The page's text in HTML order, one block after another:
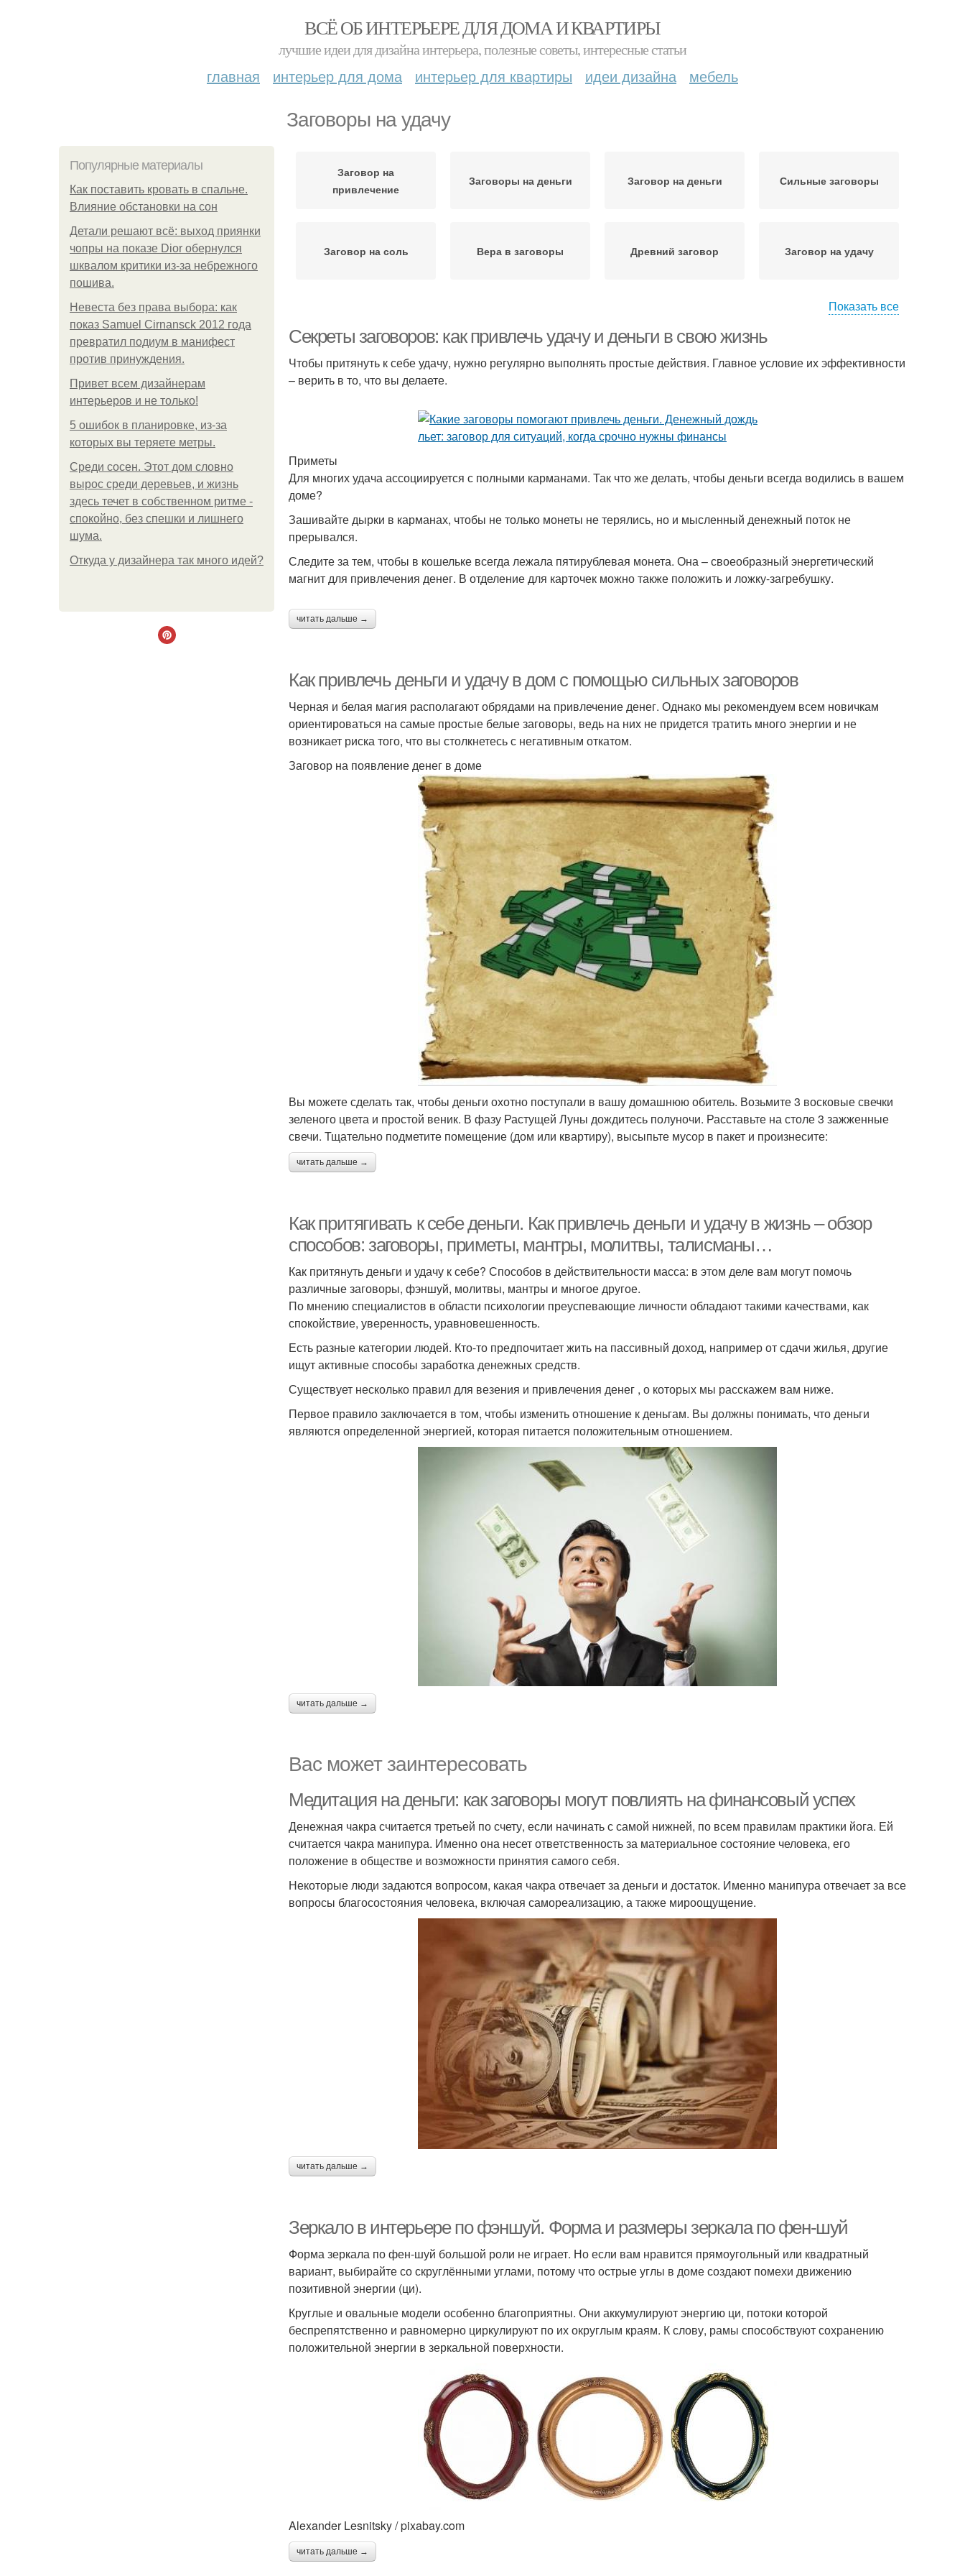
ВСЁ ОБ ИНТЕРЬЕРЕ ДЛЯ ДОМА И КВАРТИРЫ
лучшие идеи для дизайна интерьера, полезные советы, интересные статьи
главная интерьер для дома интерьер для квартиры идеи дизайна мебель
Заговоры на удачу
Популярные материалы
Как поставить кровать в спальне.
Влияние обстановки на сон
Детали решают всё: выход приянки
чопры на показе Dior обернулся
шквалом критики из-за небрежного
пошива.
Невеста без права выбора: как
показ Samuel Cirnansck 2012 года
превратил подиум в манифест
против принуждения.
Привет всем дизайнерам
интерьеров и не только!
5 ошибок в планировке, из-за
которых вы теряете метры.
Среди сосен. Этот дом словно
вырос среди деревьев, и жизнь
здесь течет в собственном ритме -
спокойно, без спешки и лишнего
шума.
Откуда у дизайнера так много идей?
Заговор на
привлечение
Заговоры на деньги Заговор на деньги Сильные заговоры
Заговор на соль Вера в заговоры Древний заговор Заговор на удачу
благополучие
Удача в жизнь
Показать все
Секреты заговоров: как привлечь удачу и деньги в свою жизнь
Чтобы притянуть к себе удачу, нужно регулярно выполнять простые действия. Главное условие их эффективности
– верить в то, что вы делаете.
Приметы
Для многих удача ассоциируется с полными карманами. Так что же делать, чтобы деньги всегда водились в вашем
доме?
Зашивайте дырки в карманах, чтобы не только монеты не терялись, но и мысленный денежный поток не
прерывался.
Следите за тем, чтобы в кошельке всегда лежала пятирублевая монета. Она – своеобразный энергетический
магнит для привлечения денег. В отделение для карточек можно также положить и ложку-загребушку.
читать дальше →
Как привлечь деньги и удачу в дом с помощью сильных заговоров
Черная и белая магия располагают обрядами на привлечение денег. Однако мы рекомендуем всем новичкам
ориентироваться на самые простые белые заговоры, ведь на них не придется тратить много энергии и не
возникает риска того, что вы столкнетесь с негативным откатом.
Заговор на появление денег в доме
Вы можете сделать так, чтобы деньги охотно поступали в вашу домашнюю обитель. Возьмите 3 восковые свечки
зеленого цвета и простой веник. В фазу Растущей Луны дождитесь полуночи. Расставьте на столе 3 зажженные
свечи. Тщательно подметите помещение (дом или квартиру), высыпьте мусор в пакет и произнесите:
читать дальше →
Как притягивать к себе деньги. Как привлечь деньги и удачу в жизнь – обзор
способов: заговоры, приметы, мантры, молитвы, талисманы…
Как притянуть деньги и удачу к себе? Способов в действительности масса: в этом деле вам могут помочь
различные заговоры, фэншуй, молитвы, мантры и многое другое.
По мнению специалистов в области психологии преуспевающие личности обладают такими качествами, как
спокойствие, уверенность, уравновешенность.
Есть разные категории людей. Кто-то предпочитает жить на пассивный доход, например от сдачи жилья, другие
ищут активные способы заработка денежных средств.
Существует несколько правил для везения и привлечения денег , о которых мы расскажем вам ниже.
Первое правило заключается в том, чтобы изменить отношение к деньгам. Вы должны понимать, что деньги
являются определенной энергией, которая питается положительным отношением.
читать дальше →
Вас может заинтересовать
Медитация на деньги: как заговоры могут повлиять на финансовый успех
Денежная чакра считается третьей по счету, если начинать с самой нижней, по всем правилам практики йога. Ей
считается чакра манипура. Именно она несет ответственность за материальное состояние человека, его
положение в обществе и возможности принятия самого себя.
Некоторые люди задаются вопросом, какая чакра отвечает за деньги и достаток. Именно манипура отвечает за все
вопросы благосостояния человека, включая самореализацию, а также мироощущение.
читать дальше →
Зеркало в интерьере по фэншуй. Форма и размеры зеркала по фен-шуй
Форма зеркала по фен-шуй большой роли не играет. Но если вам нравится прямоугольный или квадратный
вариант, выбирайте со скруглёнными углами, потому что острые углы в доме создают помехи движению
позитивной энергии (ци).
Круглые и овальные модели особенно благоприятны. Они аккумулируют энергию ци, потоки которой
беспрепятственно и равномерно циркулируют по их округлым краям. К слову, рамы способствуют сохранению
положительной энергии в зеркальной поверхности.
Alexander Lesnitsky / pixabay.com
читать дальше →